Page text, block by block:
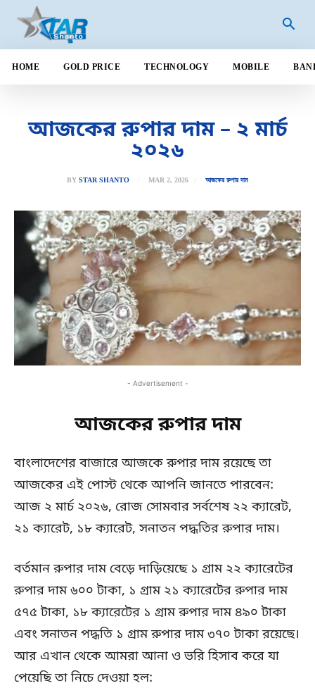
HOME GOLD PRICE TECHNOLOGY MOBILE
আজকের রুপার দাম – ২ মার্চ
২০২৬
BY STAR SHANTO MAR 2, 2026 আজকের রুপার দাম
- Advertisement -
আজকের রুপার দাম
বাংলাদেশের বাজারে আজকে রুপার দাম রয়েছে তা
আজকের এই পোস্ট থেকে আপনি জানতে পারবেন:
আজ ২ মার্চ ২০২৬, রোজ সোমবার সর্বশেষ ২২ ক্যারেট,
২১ ক্যারেট, ১৮ ক্যারেট, সনাতন পদ্ধতির রুপার দাম।
বর্তমান রুপার দাম বেড়ে দাড়িয়েছে ১ গ্রাম ২২ ক্যারেটের
রুপার দাম ৬০০ টাকা, ১ গ্রাম ২১ ক্যারেটের রুপার দাম
৫৭৫ টাকা, ১৮ ক্যারেটের ১ গ্রাম রুপার দাম ৪৯০ টাকা
এবং সনাতন পদ্ধতি ১ গ্রাম রুপার দাম ৩৭০ টাকা রয়েছে।
আর এখান থেকে আমরা আনা ও ভরি হিসাব করে যা
পেয়েছি তা নিচে দেওয়া হল: